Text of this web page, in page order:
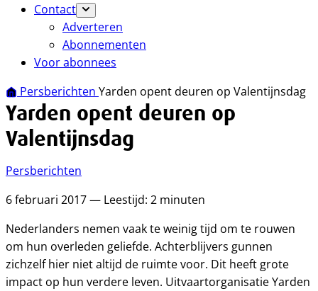
Contact
Adverteren
Abonnementen
Voor abonnees
Persberichten Yarden opent deuren op Valentijnsdag
Yarden opent deuren op
Valentijnsdag
Persberichten
6 februari 2017 — Leestijd: 2 minuten
Nederlanders nemen vaak te weinig tijd om te rouwen
om hun overleden geliefde. Achterblijvers gunnen
zichzelf hier niet altijd de ruimte voor. Dit heeft grote
impact op hun verdere leven. Uitvaartorganisatie Yarden